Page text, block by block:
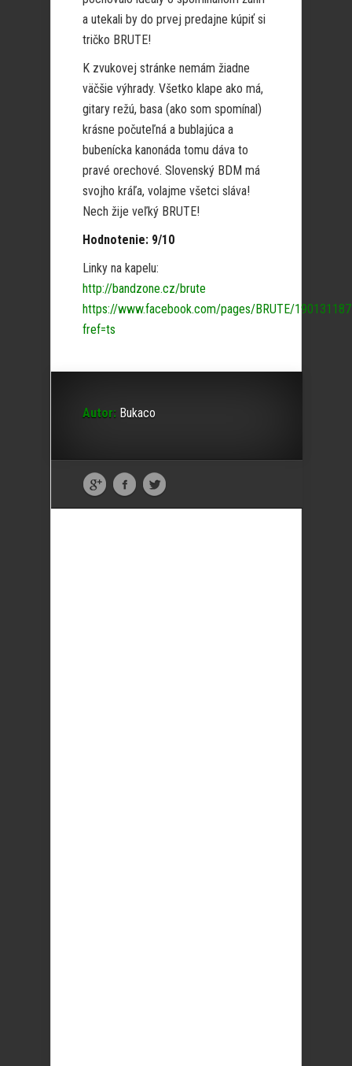
a utekali by do prvej predajne kúpiť si
tričko BRUTE!
K zvukovej stránke nemám žiadne
väčšie výhrady. Všetko klape ako má,
gitary režú, basa (ako som spomínal)
krásne počuteľná a bublajúca a
bubenícka kanonáda tomu dáva to
pravé orechové. Slovenský BDM má
svojho kráľa, volajme všetci sláva!
Nech žije veľký BRUTE!
Hodnotenie: 9/10
Linky na kapelu:
http://bandzone.cz/brute
https://www.facebook.com/pages/BRUTE/
fref=ts
Autor: Bukaco